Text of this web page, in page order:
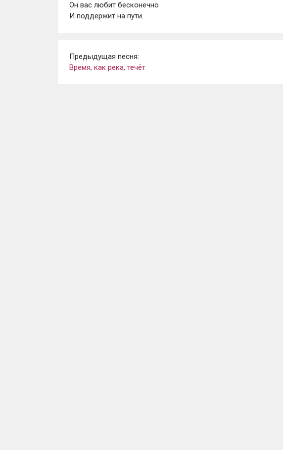
Он вас любит бесконечно
И поддержит на пути.
Предыдущая песня:
Время, как река, течёт